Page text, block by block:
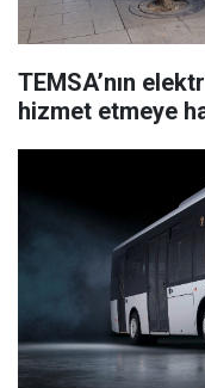
TEMSA’nın
hizmet etmeye